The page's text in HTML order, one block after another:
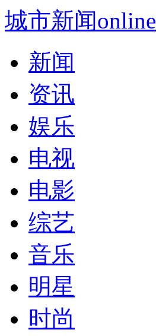
城市新闻online
新闻
资讯
娱乐
电视
电影
综艺
音乐
明星
时尚